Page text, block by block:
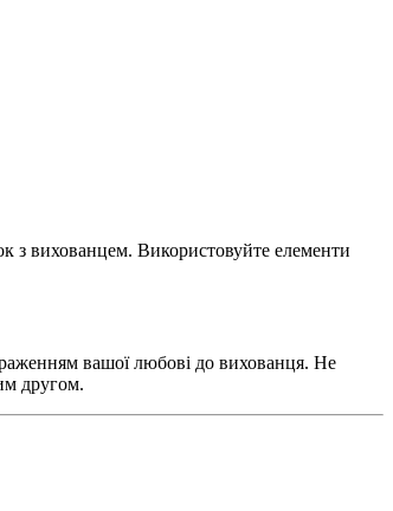
з вихованцем. Використовуйте елементи
вашої любові до вихованця. Не
другом.